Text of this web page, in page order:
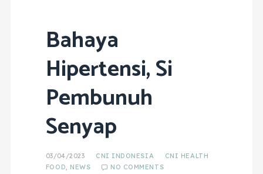
Bahaya
Hipertensi, Si
Pembunuh
Senyap
03/04/2023 CNI INDONESIA
CNI HEALTH
FOOD, NEWS NO COMMENTS